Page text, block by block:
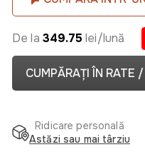
De la 349.75 lei/lună
CUMPĂRAȚI ÎN RATE
Ridicare personală
Astăzi sau mai târziu